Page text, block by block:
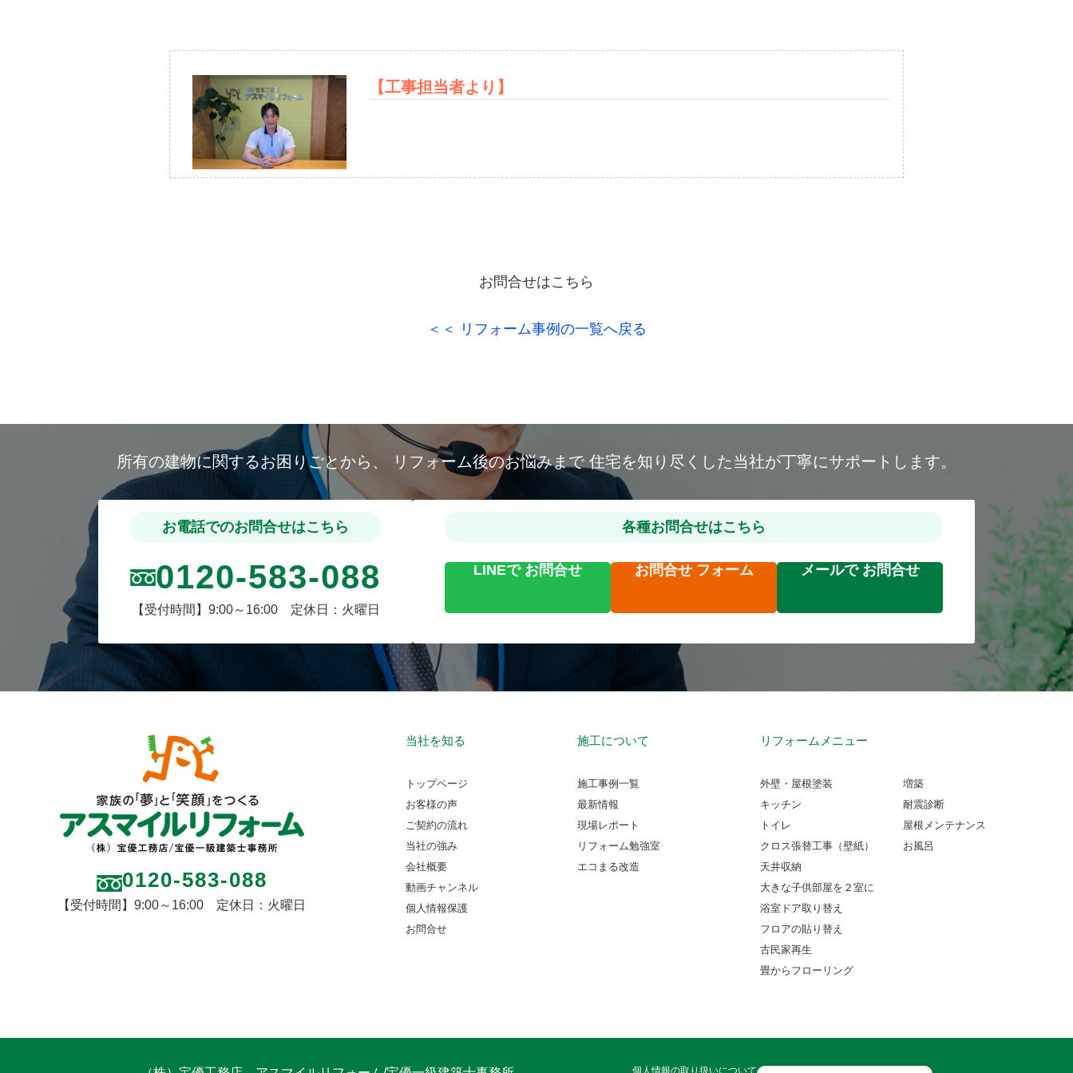
【工事担当者より】
お問合せはこちら
＜＜ リフォーム事例の一覧へ戻る
所有の建物に関するお困りごとから、 リフォーム後のお悩みまで 住宅を知り尽くした当社が丁寧にサポートします。
お電話でのお問合せはこちら
0120-583-088
【受付時間】9:00～16:00 定休日：火曜日
各種お問合せはこちら
LINEで お問合せ お問合せ フォーム メールで お問合せ
0120-583-088
【受付時間】9:00～16:00 定休日：火曜日
当社を知る
トップページ
お客様の声
ご契約の流れ
当社の強み
会社概要
動画チャンネル
個人情報保護
お問合せ
施工について
施工事例一覧
最新情報
現場レポート
リフォーム勉強室
エコまる改造
リフォームメニュー
外壁・屋根塗装
キッチン
トイレ
クロス張替工事（壁紙）
天井収納
大きな子供部屋を２室に
浴室ドア取り替え
フロアの貼り替え
古民家再生
畳からフローリング
増築
耐震診断
屋根メンテナンス
お風呂
個人情報の取り扱いについて